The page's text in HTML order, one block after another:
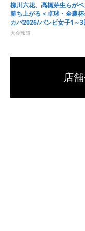
柳川六花、髙橋芽生らが
勝ち上がる＜卓球・全農
カバ2026/バンビ女子1～3
大会報道
店